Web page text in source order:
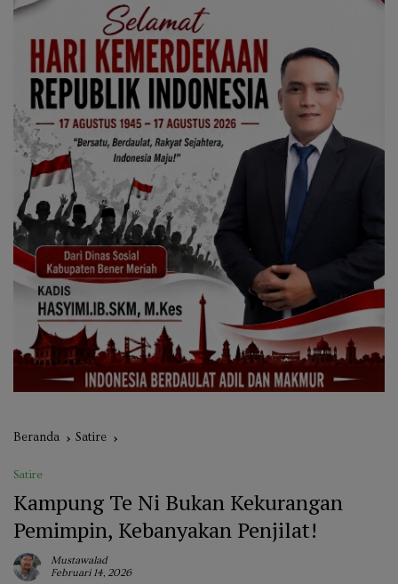
Beranda Satire
Satire
Kampung Te Ni Bukan Kekurangan
Pemimpin, Kebanyakan Penjilat!
Mustawalad
Februari 14, 2026